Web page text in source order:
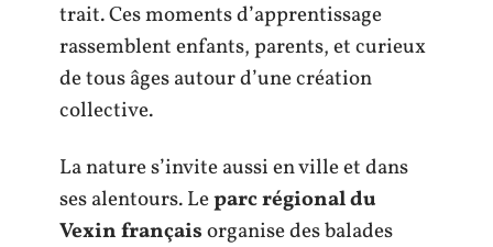
trait. Ces moments d’apprentissage
rassemblent enfants, parents, et curieux
de tous âges autour d’une création
collective.
La nature s’invite aussi en ville et dans
ses alentours. Leparc régional du
Vexin françaisorganise des balades